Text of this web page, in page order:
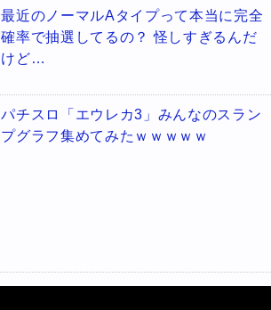
最近のノーマルAタイプって本当に完全
確率で抽選してるの？ 怪しすぎるんだ
けど…
パチスロ「エウレカ3」みんなのスラン
プグラフ集めてみたｗｗｗｗｗ